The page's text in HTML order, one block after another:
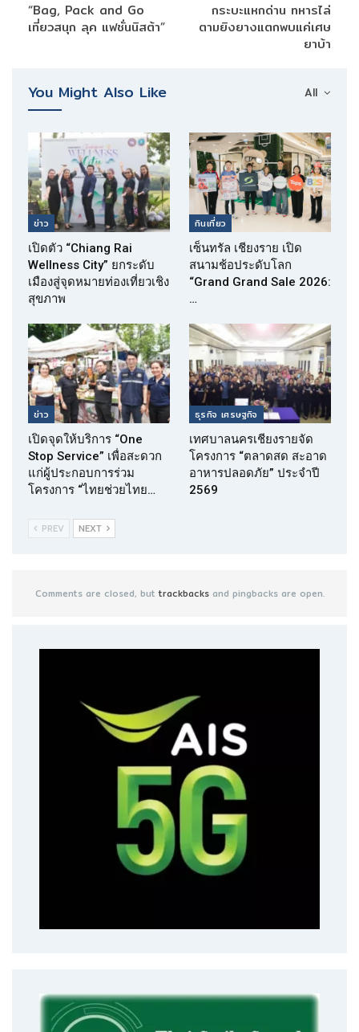
“Bag, Pack and Go
เที่ยวสนุก ลุค แฟชั่นนิสต้า”
กระบะแหกด่าน ทหารไล่
ตามยิงยางแตกพบแค่เศษ
ยาบ้า
All
You Might Also Like
ข่าว
เปิดตัว “Chiang Rai
Wellness City” ยกระดับ
เมืองสู่จุดหมายท่องเที่ยวเชิง
สุขภาพ
กินเที่ยว
เซ็นทรัล เชียงราย เปิด
สนามช้อประดับโลก
“Grand Grand Sale 2026:
…
ข่าว
เปิดจุดให้บริการ “One
Stop Service” เพื่อสะดวก
แก่ผู้ประกอบการร่วม
โครงการ “ไทยช่วยไทย…
ธุรกิจ เศรษฐกิจ
เทศบาลนครเชียงรายจัด
โครงการ “ตลาดสด สะอาด
อาหารปลอดภัย” ประจำปี
2569
PREV NEXT
Comments are closed, buttrackbacksand pingbacks are open.